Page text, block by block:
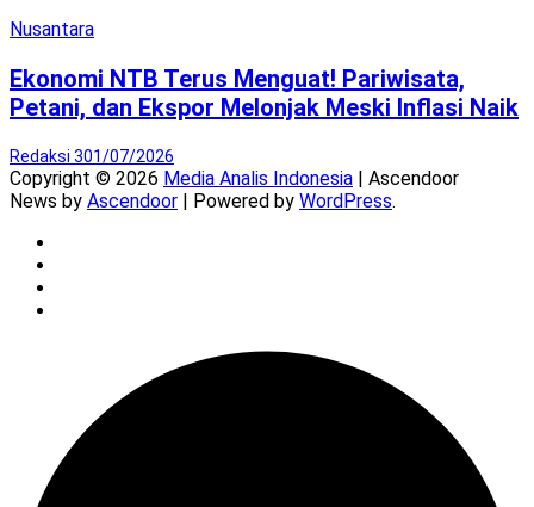
Nusantara
Ekonomi NTB Terus Menguat! Pariwisata,
Petani, dan Ekspor Melonjak Meski Inflasi Naik
Redaksi 301/07/2026
Copyright © 2026 Media Analis Indonesia | Ascendoor
News by Ascendoor | Powered by WordPress.